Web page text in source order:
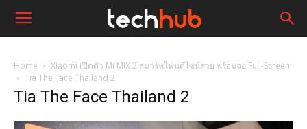
Home
Xiaomi เปิดตัว Mi MIX 2 สมาร์ทโฟนดีไซน์สวย พร้อมจอ Full-Screen
Tia The Face Thailand 2
Tia The Face Thailand 2